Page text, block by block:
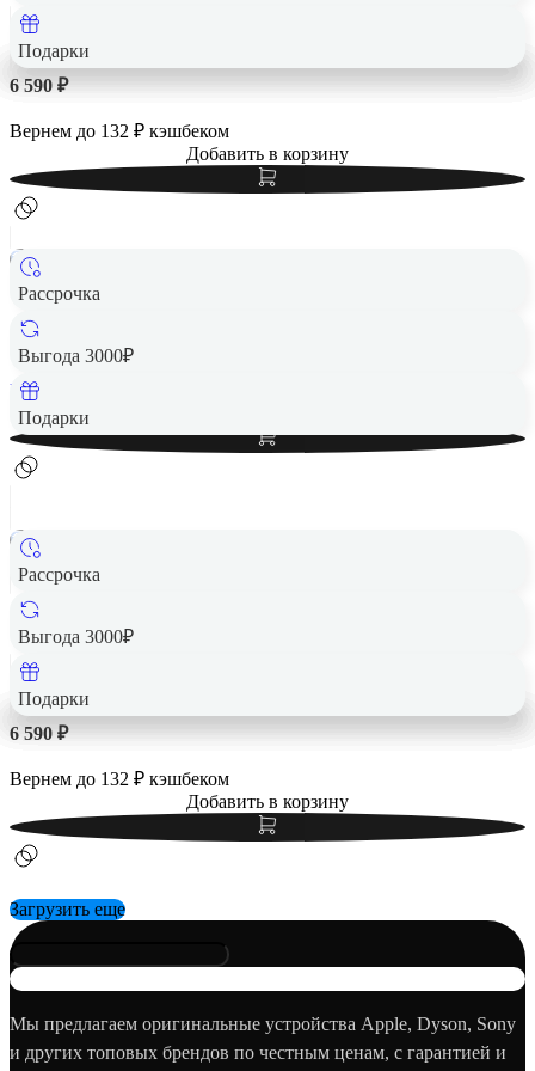
Подарки
6 590 ₽
Вернем до 132 ₽ кэшбеком
Добавить в корзину
Рассрочка
Выгода 3000₽
Подарки
Геймпад Sony DualSense для Sony PlayStation 5 Черный
6 590 ₽
Вернем до
Рассрочка
Выгода 3000₽
Подарки
Геймпад Sony DualSense для Sony PlayStation 5 Синий
6 590 ₽
Вернем до 132 ₽ кэшбеком
Добавить в корзину
Загрузить еще
Мы предлагаем оригинальные устройства Apple, Dyson, Sony
и других топовых брендов по честным ценам, с гарантией и